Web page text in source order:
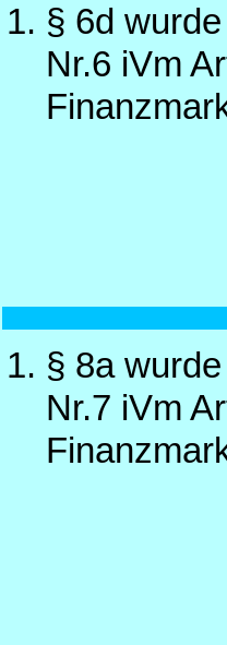
§ 6d
Nr.6 iVm
§ 8a
Nr.7 iVm